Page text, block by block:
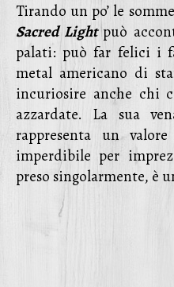
Tirando un po’ le
Sacred Lightpuò
palati: può far felici i
metal americano di
incuriosire anche chi
azzardate. La sua
rappresenta un
imperdibile per
preso singolarmente, è